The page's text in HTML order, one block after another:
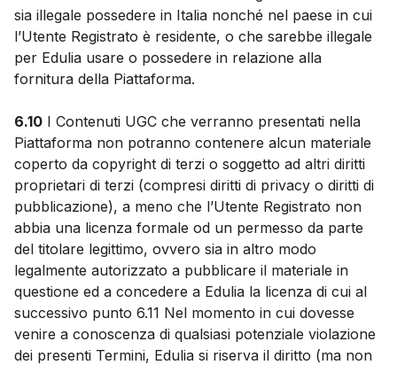
sia illegale possedere in Italia nonché nel paese in cui
l’Utente Registrato è residente, o che sarebbe illegale
per Edulia usare o possedere in relazione alla
fornitura della Piattaforma.
6.10 I Contenuti UGC che verranno presentati nella
Piattaforma non potranno contenere alcun materiale
coperto da copyright di terzi o soggetto ad altri diritti
proprietari di terzi (compresi diritti di privacy o diritti di
pubblicazione), a meno che l’Utente Registrato non
abbia una licenza formale od un permesso da parte
del titolare legittimo, ovvero sia in altro modo
legalmente autorizzato a pubblicare il materiale in
questione ed a concedere a Edulia la licenza di cui al
successivo punto 6.11 Nel momento in cui dovesse
venire a conoscenza di qualsiasi potenziale violazione
dei presenti Termini, Edulia si riserva il diritto (ma non